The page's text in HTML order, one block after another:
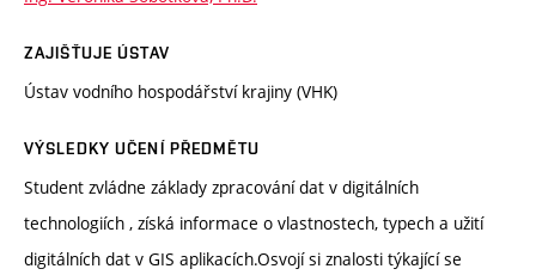
ZAJIŠŤUJE ÚSTAV
Ústav vodního hospodářství krajiny (VHK)
VÝSLEDKY UČENÍ PŘEDMĚTU
Student zvládne základy zpracování dat v digitálních
technologiích , získá informace o vlastnostech, typech a užití
digitálních dat v GIS aplikacích.Osvojí si znalosti týkající se